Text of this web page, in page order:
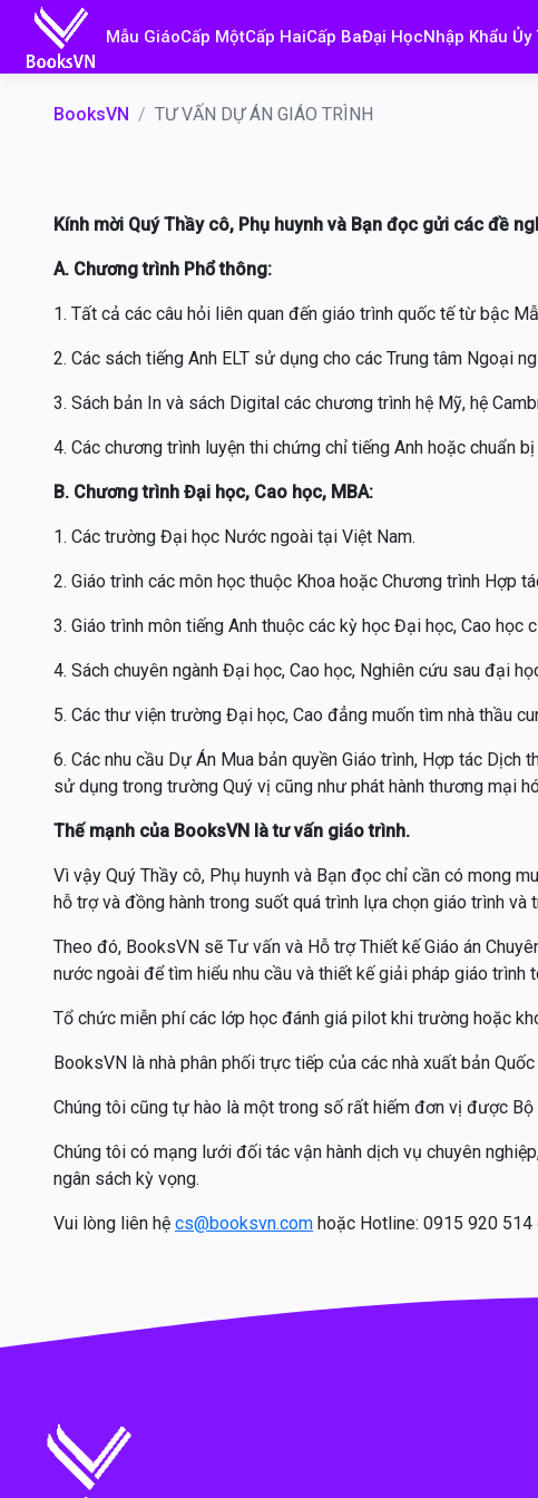
Mẫu GiáoCấp MộtCấp HaiCấp BaĐại HọcNhập Khẩu Ủy
BooksVN TƯ VẤN DỰ ÁN GIÁO TRÌNH
Kính mời Quý Thầy cô, Phụ huynh và Bạn đọc gửi các đề
A. Chương trình Phổ thông:
1. Tất cả các câu hỏi liên quan đến giáo trình quốc tế từ bậc
2. Các sách tiếng Anh ELT sử dụng cho các Trung tâm Ngoại
3. Sách bản In và sách Digital các chương trình hệ Mỹ, hệ
4. Các chương trình luyện thi chứng chỉ tiếng Anh hoặc chuẩn bị
B. Chương trình Đại học, Cao học, MBA:
1. Các trường Đại học Nước ngoài tại Việt Nam.
2. Giáo trình các môn học thuộc Khoa hoặc Chương trình Hợp
3. Giáo trình môn tiếng Anh thuộc các kỳ học Đại học, Cao học
4. Sách chuyên ngành Đại học, Cao học, Nghiên cứu sau đại
5. Các thư viện trường Đại học, Cao đẳng muốn tìm nhà thầu
6. Các nhu cầu Dự Án Mua bản quyền Giáo trình, Hợp tác
sử dụng trong trường Quý vị cũng như phát hành thương mại
Thế mạnh của BooksVN là tư vấn giáo trình.
Vì vậy Quý Thầy cô, Phụ huynh và Bạn đọc chỉ cần có mong
hỗ trợ và đồng hành trong suốt quá trình lựa chọn giáo trình và
Theo đó, BooksVN sẽ Tư vấn và Hỗ trợ Thiết kế Giáo án
nước ngoài để tìm hiểu nhu cầu và thiết kế giải pháp giáo
Tổ chức miễn phí các lớp học đánh giá pilot khi trường hoặc
BooksVN là nhà phân phối trực tiếp của các nhà xuất bản Quốc
Chúng tôi cũng tự hào là một trong số rất hiếm đơn vị được
Chúng tôi có mạng lưới đối tác vận hành dịch vụ chuyên
ngân sách kỳ vọng.
Vui lòng liên hệ cs@booksvn.com hoặc Hotline: 0915 920 514